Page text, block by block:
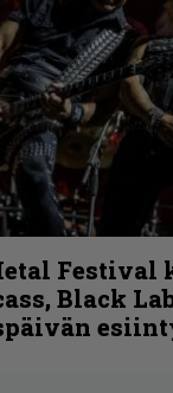
Festival
Black